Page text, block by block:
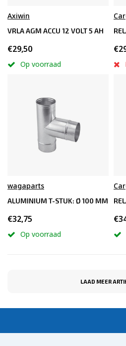
Axiwin
VRLA AGM ACCU 12 VOLT 5 AH
€29,50
Op voorraad
wagaparts
ALUMINIUM T-STUK: Ø 100 MM
€32,75
Op voorraad
LAAD MEER